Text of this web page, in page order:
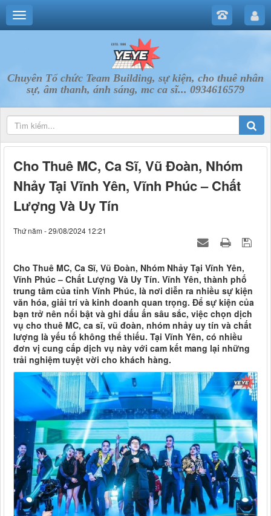
Chuyên Tổ chức Team Building, sự kiện, cho thuê nhân
sự, âm thanh, ánh sáng, mc ca sĩ... 0934616579
Cho Thuê MC, Ca Sĩ, Vũ Đoàn, Nhóm
Nhảy Tại Vĩnh Yên, Vĩnh Phúc – Chất
Lượng Và Uy Tín
Thứ năm - 29/08/2024 12:21
Cho Thuê MC, Ca Sĩ, Vũ Đoàn, Nhóm Nhảy Tại Vĩnh Yên,
Vĩnh Phúc – Chất Lượng Và Uy Tín. Vĩnh Yên, thành phố
trung tâm của tỉnh Vĩnh Phúc, là nơi diễn ra nhiều sự kiện
văn hóa, giải trí và kinh doanh quan trọng. Để sự kiện của
bạn trở nên nổi bật và ghi dấu ấn sâu sắc, việc chọn dịch
vụ cho thuê MC, ca sĩ, vũ đoàn, nhóm nhảy uy tín và chất
lượng là yếu tố không thể thiếu. Tại Vĩnh Yên, có nhiều
đơn vị cung cấp dịch vụ này với cam kết mang lại những
trải nghiệm tuyệt vời cho khách hàng.